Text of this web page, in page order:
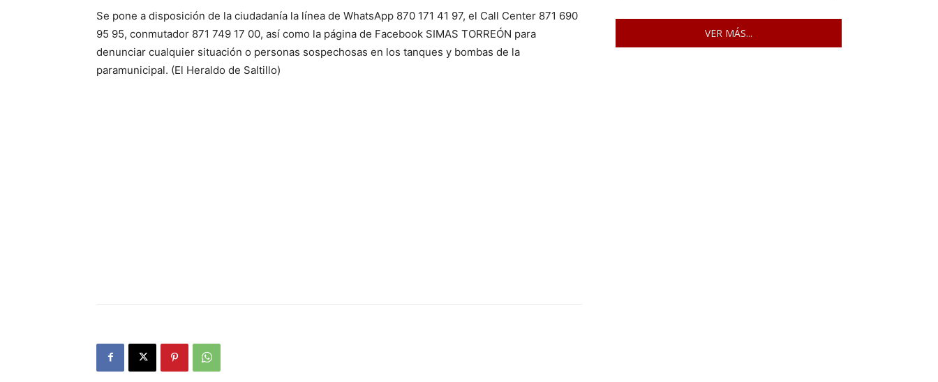
Se pone a disposición de la ciudadanía la línea de WhatsApp 870 171 41 97, el Call Center 871 690
95 95, conmutador 871 749 17 00, así como la página de Facebook SIMAS TORREÓN para
denunciar cualquier situación o personas sospechosas en los tanques y bombas de la
paramunicipal. (El Heraldo de Saltillo)
VER MÁS...